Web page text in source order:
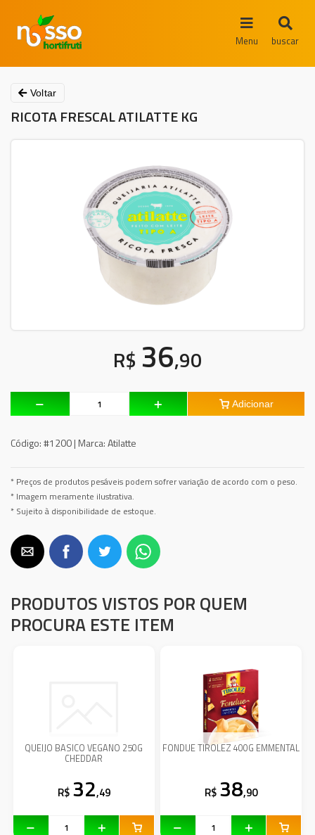
Menu buscar
Voltar
RICOTA FRESCAL ATILATTE KG
R$ 36,90
Adicionar
Código:#1200 | Marca:Atilatte
* Preços de produtos pesáveis podem sofrer variação de acordo com o peso.
* Imagem meramente ilustrativa.
* Sujeito à disponibilidade de estoque.
PRODUTOS VISTOS POR QUEM
PROCURA ESTE ITEM
QUEIJO BASICO VEGANO 250G
CHEDDAR
R$ 32,49
FONDUE TIROLEZ 400G EMMENTAL
R$ 38,90